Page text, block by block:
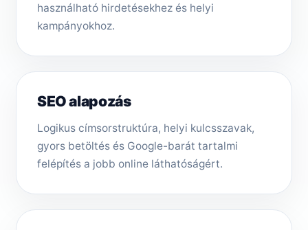
használható hirdetésekhez és helyi
kampányokhoz.
SEO alapozás
Logikus címsorstruktúra, helyi kulcsszavak,
gyors betöltés és Google-barát tartalmi
felépítés a jobb online láthatóságért.